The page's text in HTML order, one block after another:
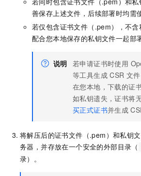
善保存上述文件，后续部署时均需
若仅包含证书文件（.pem），不
配合您本地保存的私钥文件一起部署
说明 若申请证书时使用
等工具生成 CSR 文
在您本地，下载的证
如私钥遗失，证书将
买正式证书并生成
将解压后的证书文件（.pem）和私钥
务器，并存放在一个安全的外部目录（
录）。